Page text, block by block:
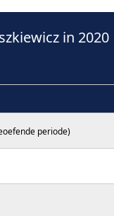
in 2020
periode)